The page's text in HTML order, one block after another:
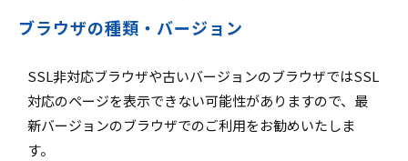
ブラウザの種類・バージョン
SSL非対応ブラウザや古いバージョンのブラウザではSSL
対応のページを表示できない可能性がありますので、最
新バージョンのブラウザでのご利用をお勧めいたしま
す。